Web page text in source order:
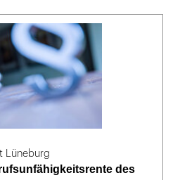
Lüneburg
des